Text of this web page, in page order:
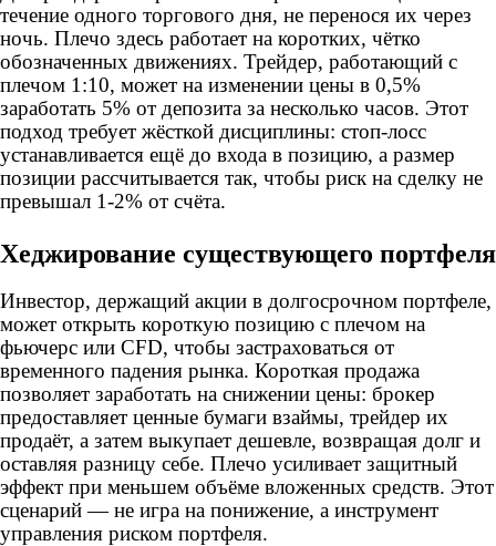
течение одного торгового дня, не перенося их через
ночь. Плечо здесь работает на коротких, чётко
обозначенных движениях. Трейдер, работающий с
плечом 1:10, может на изменении цены в 0,5%
заработать 5% от депозита за несколько часов. Этот
подход требует жёсткой дисциплины: стоп-лосс
устанавливается ещё до входа в позицию, а размер
позиции рассчитывается так, чтобы риск на сделку не
превышал 1-2% от счёта.
Хеджирование существующего портфеля
Инвестор, держащий акции в долгосрочном портфеле,
может открыть короткую позицию с плечом на
фьючерс или CFD, чтобы застраховаться от
временного падения рынка. Короткая продажа
позволяет заработать на снижении цены: брокер
предоставляет ценные бумаги взаймы, трейдер их
продаёт, а затем выкупает дешевле, возвращая долг и
оставляя разницу себе. Плечо усиливает защитный
эффект при меньшем объёме вложенных средств. Этот
сценарий — не игра на понижение, а инструмент
управления риском портфеля.